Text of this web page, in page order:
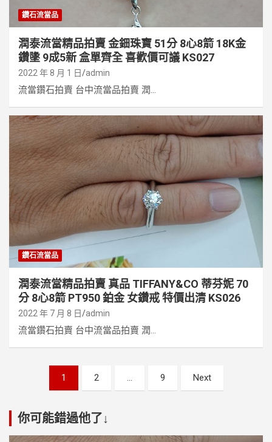
鑽石流當品
潤泰流當精品拍賣 金鈿珠寶 51分 8心8箭 18K金
鑽墬 9成5新 盒單齊全 喜歡價可議 KS027
2022 年 8 月 1 日 admin
流當鑽石拍賣 台中流當品拍賣 潤...
鑽石流當品
潤泰流當精品拍賣 真品 TIFFANY&CO 蒂芬妮 70
分 8心8箭 PT950 鉑金 女鑽戒 特價出清 KS026
2022 年 7 月 8 日 admin
流當鑽石拍賣 台中流當品拍賣 潤...
分
頁
1 2 ... 9 Next
你可能錯過他了↓